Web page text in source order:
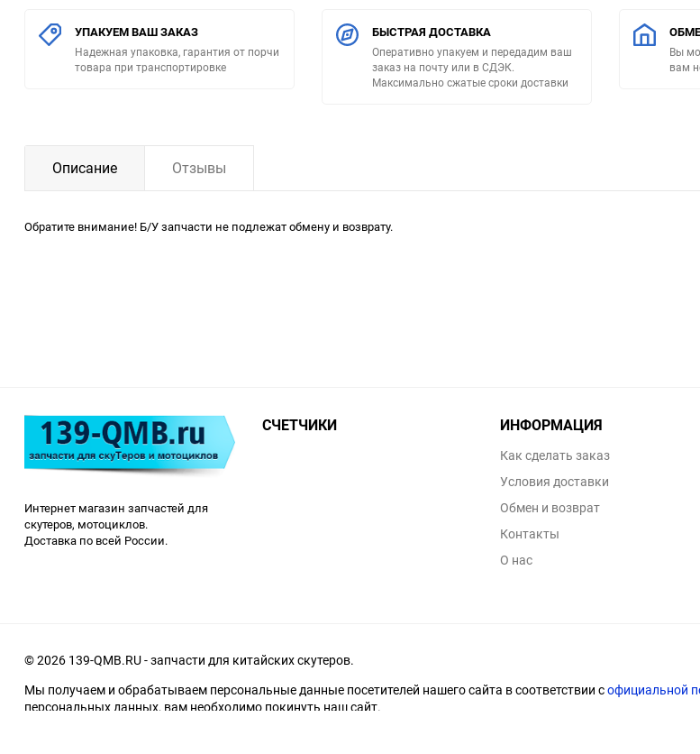
УПАКУЕМ ВАШ ЗАКАЗ
Надежная упаковка, гарантия от порчи
товара при транспортировке
БЫСТРАЯ ДОСТАВКА
Оперативно упакуем и передадим ваш
заказ на почту или в СДЭК.
Максимально сжатые сроки доставки
Вы
вам
Описание Отзывы
Обратите внимание! Б/У запчасти не подлежат обмену и возврату.
Интернет магазин запчастей для
скутеров, мотоциклов.
Доставка по всей России.
СЧЕТЧИКИ ИНФОРМАЦИЯ
Как сделать заказ
Условия доставки
Обмен и возврат
Контакты
О нас
© 2026 139-QMB.RU - запчасти для китайских скутеров.
Мы получаем и обрабатываем персональные данные посетителей нашего сайта в соответствии софициальной
персональных данных, вам необходимо покинуть наш сайт.